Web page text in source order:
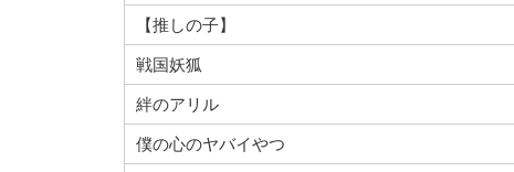
【推しの子】
戦国妖狐
絆のアリル
僕の心のヤバイやつ